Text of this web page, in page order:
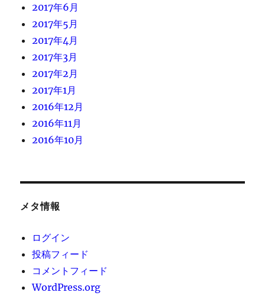
2017年6月
2017年5月
2017年4月
2017年3月
2017年2月
2017年1月
2016年12月
2016年11月
2016年10月
メタ情報
ログイン
投稿フィード
コメントフィード
WordPress.org